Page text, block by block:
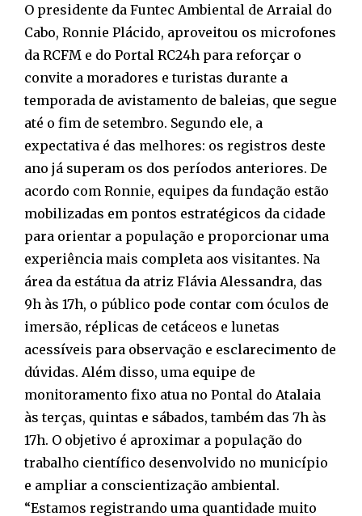
O presidente da Funtec Ambiental de Arraial do
Cabo, Ronnie Plácido, aproveitou os microfones
da RCFM e do Portal RC24h para reforçar o
convite a moradores e turistas durante a
temporada de avistamento de baleias, que segue
até o fim de setembro. Segundo ele, a
expectativa é das melhores: os registros deste
ano já superam os dos períodos anteriores. De
acordo com Ronnie, equipes da fundação estão
mobilizadas em pontos estratégicos da cidade
para orientar a população e proporcionar uma
experiência mais completa aos visitantes. Na
área da estátua da atriz Flávia Alessandra, das
9h às 17h, o público pode contar com óculos de
imersão, réplicas de cetáceos e lunetas
acessíveis para observação e esclarecimento de
dúvidas. Além disso, uma equipe de
monitoramento fixo atua no Pontal do Atalaia
às terças, quintas e sábados, também das 7h às
17h. O objetivo é aproximar a população do
trabalho científico desenvolvido no município
e ampliar a conscientização ambiental.
“Estamos registrando uma quantidade muito